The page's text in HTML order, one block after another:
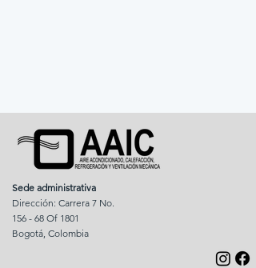
Sede administrativa
Dirección: Carrera 7 No.
156 - 68 Of 1801
Bogotá, Colombia